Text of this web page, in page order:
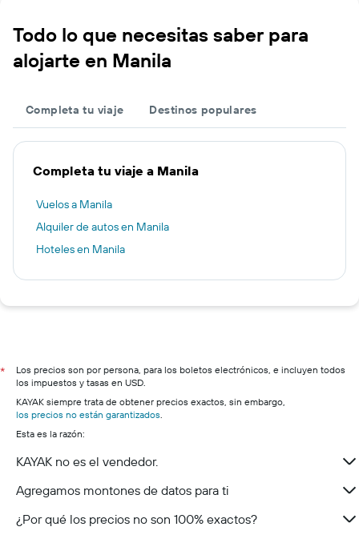
Todo lo que necesitas saber para
alojarte en Manila
Completa tu viaje Destinos populares
Completa tu viaje a Manila
Vuelos a Manila
Alquiler de autos en Manila
Hoteles en Manila
*
Los precios son por persona, para los boletos electrónicos, e incluyen todos
los impuestos y tasas en USD.
KAYAK siempre trata de obtener precios exactos, sin embargo,
los precios no están garantizados.
Esta es la razón:
KAYAK no es el vendedor.
Agregamos montones de datos para ti
¿Por qué los precios no son 100% exactos?